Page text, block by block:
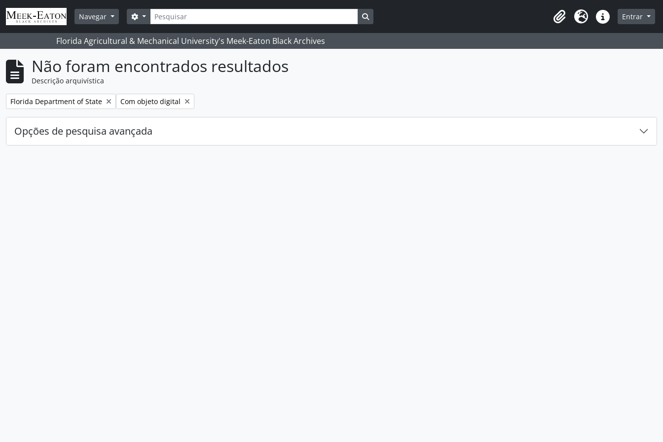
Skip to main content
Navegar
Pesquisar
Opções de busca
Área de transferência
Idioma Ligações rápidas
Entrar
Florida Agricultural & Mechanical University's Meek-Eaton Black Archives
Não foram encontrados resultados
Descrição arquivística
Remover filtro:
Florida Department of State Remover filtro:
Com objeto digital
Opções de pesquisa avançada